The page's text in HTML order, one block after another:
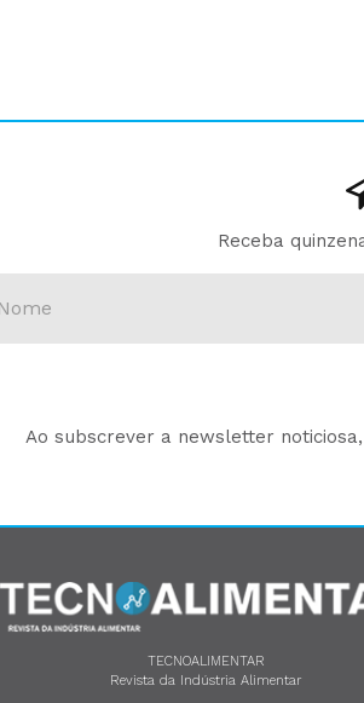
Receba
Ao subscrever a newsletter
TECNOALIMENTAR
Revista da Indústria Alimentar